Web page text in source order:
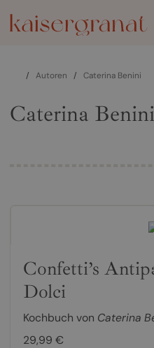
/ Autoren / Caterina Benini
Caterina Benini
Confetti’s
Dolci
Kochbuch von Caterina
29,99 €